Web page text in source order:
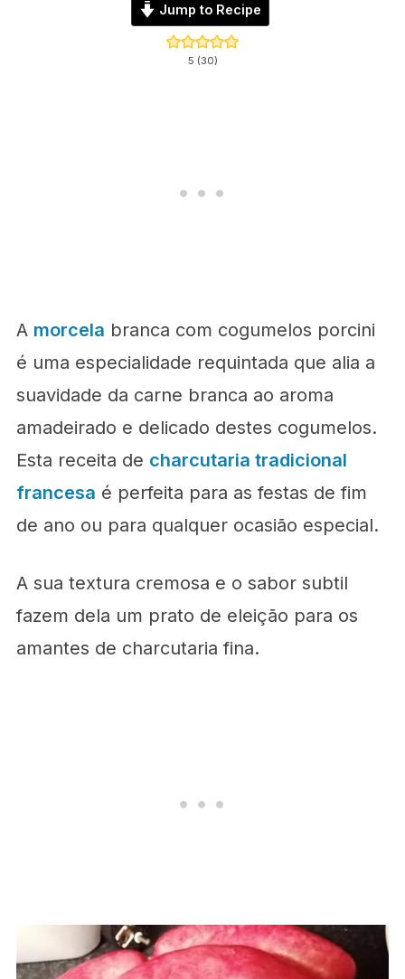
Jump to Recipe
5 (30)
A morcela branca com cogumelos porcini
é uma especialidade requintada que alia a
suavidade da carne branca ao aroma
amadeirado e delicado destes cogumelos.
Esta receita de charcutaria tradicional
francesa é perfeita para as festas de fim
de ano ou para qualquer ocasião especial.
A sua textura cremosa e o sabor subtil
fazem dela um prato de eleição para os
amantes de charcutaria fina.